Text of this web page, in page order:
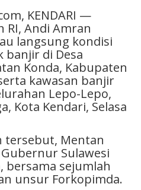
KENDARI —
RI, Andi Amran
langsung kondisi
banjir di Desa
Konda, Kabupaten
kawasan banjir
Lepo-Lepo,
Kota Kendari, Selasa
tersebut, Mentan
Sulawesi
bersama sejumlah
unsur Forkopimda.